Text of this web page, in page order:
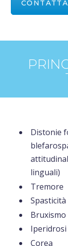
Distonie
linguali)
Tremore
Spasticità
Bruxismo
Iperidrosi
Corea